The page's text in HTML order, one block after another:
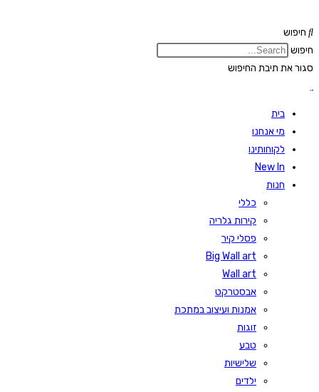
to
content
חיפוש
חיפוש
סגור את תיבת החיפוש
בית
מי אנחנו
לקוחותינו
New In
חנות
כללי
קירות גלריה
פסלי קיר
Big Wall art
Wall art
אבסטרקט
אמנות ועיצוב במתכת
זוגות
טבע
שלישיות
ילדים